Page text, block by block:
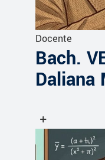
Docente
Bach.
Daliana